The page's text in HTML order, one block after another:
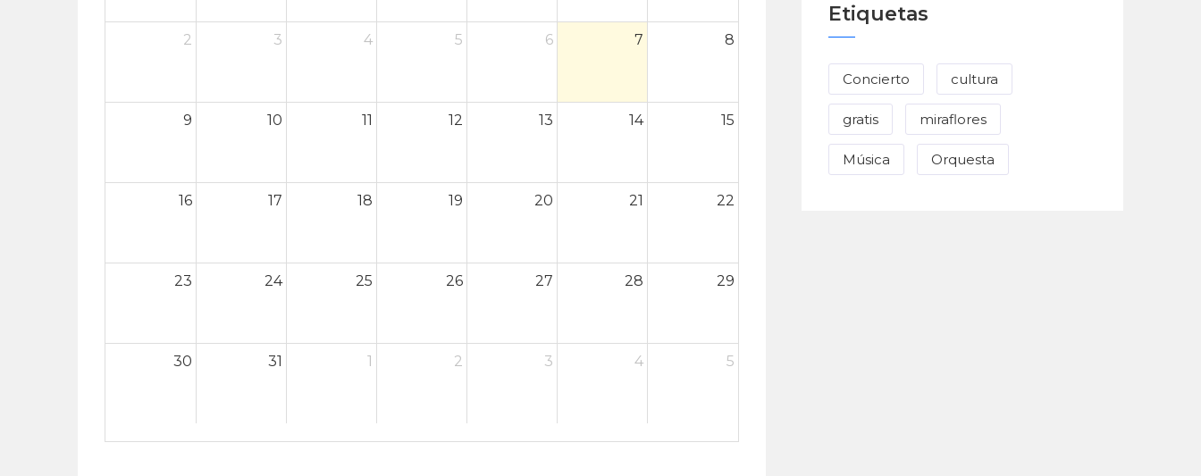
2 3 4 5 6 7 8
9 10 11 12 13 14 15
16 17 18 19 20 21 22
23 24 25 26 27 28 29
30 31 1 2 3 4 5
Etiquetas
Concierto cultura
gratis miraflores
Música Orquesta